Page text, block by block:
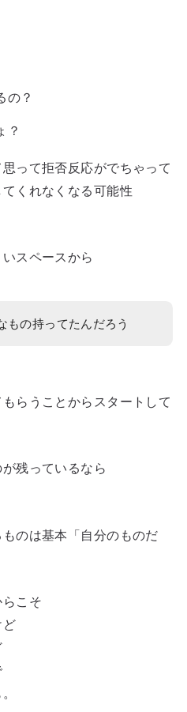
の？
？
思って拒否反応がでちゃって
くれなくなる可能性
スペースから
もの持ってたんだろう
らうことからスタートして
残っているなら
のは基本「自分のものだ
こそ
ど